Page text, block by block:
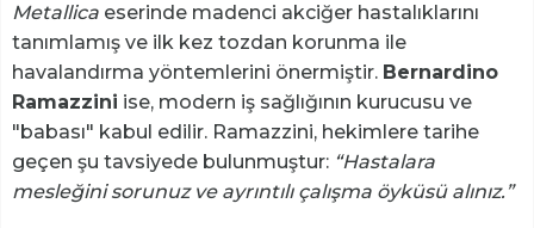
Metallica eserinde madenci akciğer hastalıklarını
tanımlamış ve ilk kez tozdan korunma ile
havalandırma yöntemlerini önermiştir. Bernardino
Ramazzini ise, modern iş sağlığının kurucusu ve
"babası" kabul edilir. Ramazzini, hekimlere tarihe
geçen şu tavsiyede bulunmuştur: “Hastalara
mesleğini sorunuz ve ayrıntılı çalışma öyküsü alınız.”